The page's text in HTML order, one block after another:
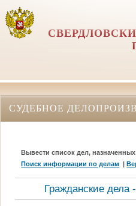
СУДЕБНОЕ
Вывести список дел, назначенных
Поиск информации по делам |
Гражданские дела